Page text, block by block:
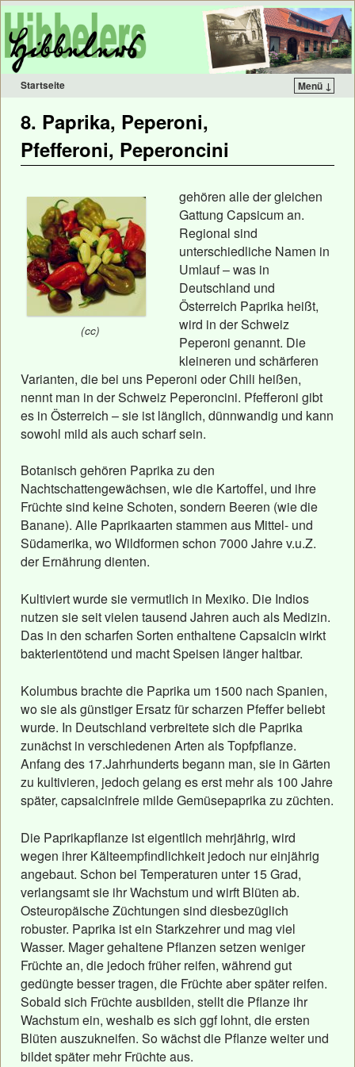
Startseite Menü ↓
8. Paprika, Peperoni,
Pfefferoni, Peperoncini
(cc)
gehören alle der gleichen
Gattung Capsicum an.
Regional sind
unterschiedliche Namen in
Umlauf – was in
Deutschland und
Österreich Paprika heißt,
wird in der Schweiz
Peperoni genannt. Die
kleineren und schärferen
Varianten, die bei uns Peperoni oder Chili heißen,
nennt man in der Schweiz Peperoncini. Pfefferoni gibt
es in Österreich – sie ist länglich, dünnwandig und kann
sowohl mild als auch scharf sein.
Botanisch gehören Paprika zu den
Nachtschattengewächsen, wie die Kartoffel, und ihre
Früchte sind keine Schoten, sondern Beeren (wie die
Banane). Alle Paprikaarten stammen aus Mittel- und
Südamerika, wo Wildformen schon 7000 Jahre v.u.Z.
der Ernährung dienten.
Kultiviert wurde sie vermutlich in Mexiko. Die Indios
nutzen sie seit vielen tausend Jahren auch als Medizin.
Das in den scharfen Sorten enthaltene Capsaicin wirkt
bakterientötend und macht Speisen länger haltbar.
Kolumbus brachte die Paprika um 1500 nach Spanien,
wo sie als günstiger Ersatz für scharzen Pfeffer beliebt
wurde. In Deutschland verbreitete sich die Paprika
zunächst in verschiedenen Arten als Topfpflanze.
Anfang des 17.Jahrhunderts begann man, sie in Gärten
zu kultivieren, jedoch gelang es erst mehr als 100 Jahre
später, capsaicinfreie milde Gemüsepaprika zu züchten.
Die Paprikapflanze ist eigentlich mehrjährig, wird
wegen ihrer Kälteempfindlichkeit jedoch nur einjährig
angebaut. Schon bei Temperaturen unter 15 Grad,
verlangsamt sie ihr Wachstum und wirft Blüten ab.
Osteuropäische Züchtungen sind diesbezüglich
robuster. Paprika ist ein Starkzehrer und mag viel
Wasser. Mager gehaltene Pflanzen setzen weniger
Früchte an, die jedoch früher reifen, während gut
gedüngte besser tragen, die Früchte aber später reifen.
Sobald sich Früchte ausbilden, stellt die Pflanze ihr
Wachstum ein, weshalb es sich ggf lohnt, die ersten
Blüten auszukneifen. So wächst die Pflanze weiter und
bildet später mehr Früchte aus.